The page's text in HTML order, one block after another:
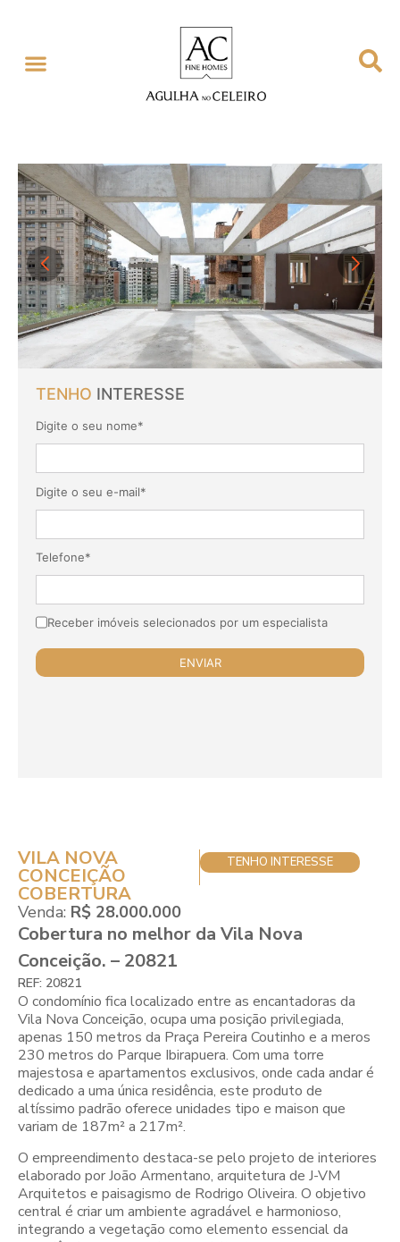
TENHO INTERESSE
Digite o seu nome*
Digite o seu e-mail*
Telefone*
Receber imóveis selecionados por um especialista
VILA NOVA
CONCEIÇÃO
COBERTURA
Venda: R$ 28.000.000
TENHO INTERESSE
Cobertura no melhor da Vila Nova
Conceição. – 20821
REF: 20821
O condomínio fica localizado entre as encantadoras da
Vila Nova Conceição, ocupa uma posição privilegiada,
apenas 150 metros da Praça Pereira Coutinho e a meros
230 metros do Parque Ibirapuera. Com uma torre
majestosa e apartamentos exclusivos, onde cada andar é
dedicado a uma única residência, este produto de
altíssimo padrão oferece unidades tipo e maison que
variam de 187m² a 217m².
O empreendimento destaca-se pelo projeto de interiores
elaborado por João Armentano, arquitetura de J-VM
Arquitetos e paisagismo de Rodrigo Oliveira. O objetivo
central é criar um ambiente agradável e harmonioso,
integrando a vegetação como elemento essencial da